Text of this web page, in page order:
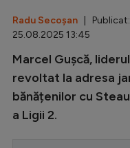
Europa
Radu Secoșan |
25.08.2025 13:45
Marcel Gușcă,
revoltat la adresa
bănățenilor cu
a Ligii 2.